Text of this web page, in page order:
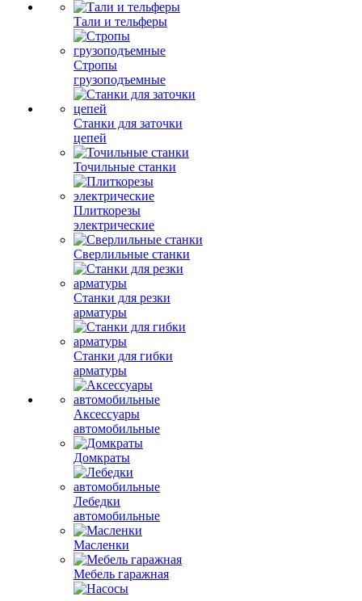
Тали и тельферы
Стропы
грузоподъемные
Станки для заточки
цепей
Точильные станки
Плиткорезы
электрические
Сверлильные станки
Станки для резки
арматуры
Станки для гибки
арматуры
Аксессуары
автомобильные
Домкраты
Лебедки
автомобильные
Масленки
Мебель гаражная